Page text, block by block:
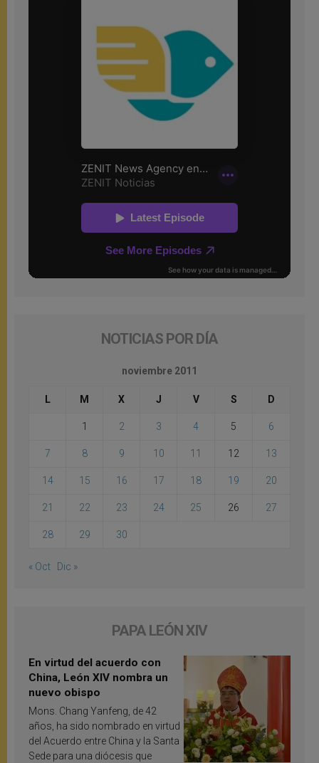
NOTICIAS POR DÍA
noviembre 2011
L M X J V S D
1 2 3 4 5 6
7 8 9 10 11 12 13
14 15 16 17 18 19 20
21 22 23 24 25 26 27
28 29 30
« Oct Dic »
PAPA LEÓN XIV
En virtud del acuerdo con
China, León XIV nombra un
nuevo obispo
Mons. Chang Yanfeng, de 42
años, ha sido nombrado en virtud
del Acuerdo entre China y la Santa
Sede para una diócesis que